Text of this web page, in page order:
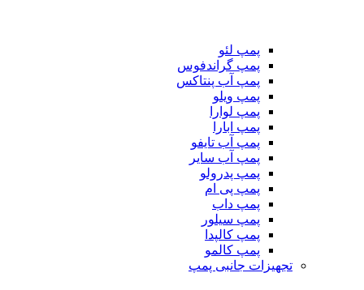
پمپ لئو
پمپ گراندفوس
پمپ آب پنتاکس
پمپ ویلو
پمپ لوارا
پمپ ابارا
پمپ آب تایفو
پمپ آب سایر
پمپ پدرولو
پمپ پی ام
پمپ داب
پمپ سیلور
پمپ کالپدا
پمپ کالمو
تجهیزات جانبی پمپ